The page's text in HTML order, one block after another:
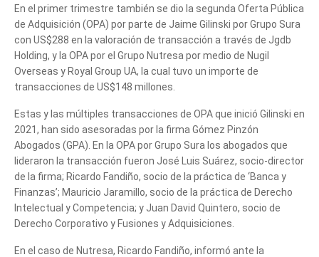
En el primer trimestre también se dio la segunda Oferta Pública
de Adquisición (OPA) por parte de Jaime Gilinski por Grupo Sura
con US$288 en la valoración de transacción a través de Jgdb
Holding, y la OPA por el Grupo Nutresa por medio de Nugil
Overseas y Royal Group UA, la cual tuvo un importe de
transacciones de US$148 millones.
Estas y las múltiples transacciones de OPA que inició Gilinski en
2021, han sido asesoradas por la firma Gómez Pinzón
Abogados (GPA). En la OPA por Grupo Sura los abogados que
lideraron la transacción fueron José Luis Suárez, socio-director
de la firma; Ricardo Fandiño, socio de la práctica de ‘Banca y
Finanzas’; Mauricio Jaramillo, socio de la práctica de Derecho
Intelectual y Competencia; y Juan David Quintero, socio de
Derecho Corporativo y Fusiones y Adquisiciones.
En el caso de Nutresa, Ricardo Fandiño, informó ante la